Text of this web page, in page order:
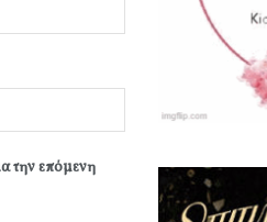
την επόμενη